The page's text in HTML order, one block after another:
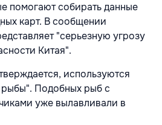
помогают собирать данные
карт. В сообщении
"серьезную угрозу
Китая".
используются
Подобных рыб с
уже вылавливали в